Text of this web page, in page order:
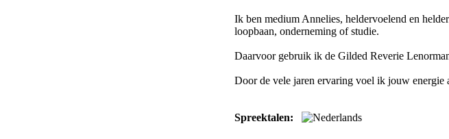
Ik ben medium Annelies, heldervoelend en
loopbaan, onderneming of studie.
Daarvoor gebruik ik de Gilded Reverie
Door de vele jaren ervaring voel ik jouw
Spreektalen: